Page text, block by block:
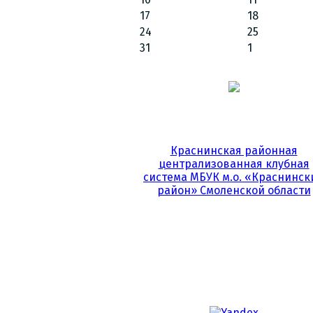
17
18
24
25
31
1
Краснинская районная
централизованная клубная
система МБУК м.о.
район» Смоленской области